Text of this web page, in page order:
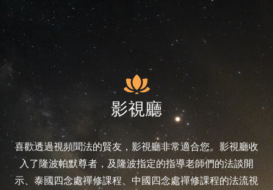
影視廳
喜歡透過視頻聞法的賢友，影視廳非常適合您。影視廳收
入了隆波帕默尊者，及隆波指定的指導老師們的法談開
示、泰國四念處禪修課程、中國四念處禪修課程的法流視